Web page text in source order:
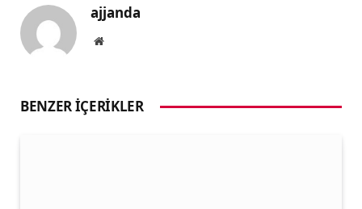
ajjanda
Website
BENZER İÇERIKLER